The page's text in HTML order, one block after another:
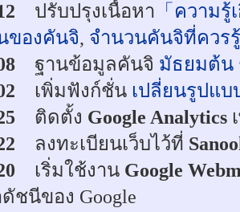
ปรับปรุงเนื้อหา 「ความ
ของคันจิ, จำนวนคันจิที่ควรรู้
ฐานข้อมูลคันจิ มัธยมต้น
เพิ่มฟังก์ชั่น เปลี่ยนรูปแ
ติดตั้ง Google Analytics
ลงทะเบียนเว็บไว้ที่
เริ่มใช้งาน Google
ชนีของ Google